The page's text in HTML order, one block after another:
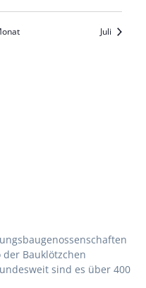
Juli
Bau­klötzchen
sind es über 400